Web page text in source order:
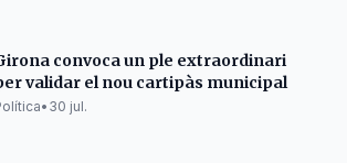
convoca un ple extraordinari
validar el nou cartipàs municipal
• 30 jul.